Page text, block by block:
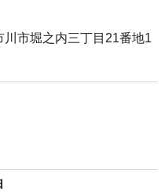
市堀之内三丁目21番地1